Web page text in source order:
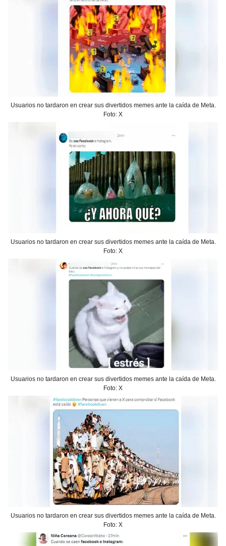
Usuarios no tardaron en crear sus divertidos memes ante la caída de Meta.
Foto: X
Usuarios no tardaron en crear sus divertidos memes ante la caída de Meta.
Foto: X
Usuarios no tardaron en crear sus divertidos memes ante la caída de Meta.
Foto: X
Usuarios no tardaron en crear sus divertidos memes ante la caída de Meta.
Foto: X